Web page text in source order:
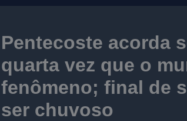
Pentecoste acorda
quarta vez que o
fenômeno; final de
ser chuvoso